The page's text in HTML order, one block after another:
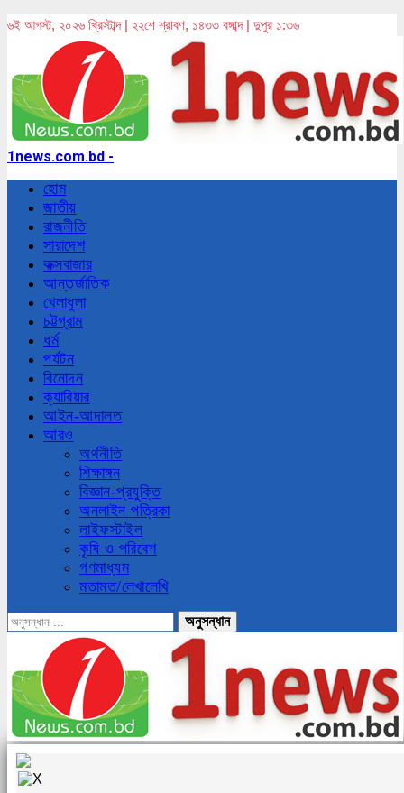
৬ই আগস্ট, ২০২৬ খ্রিস্টাব্দ | ২২শে শ্রাবণ, ১৪৩৩ বঙ্গাব্দ | দুপুর ১:৩৬
1news.com.bd -
হোম
জাতীয়
রাজনীতি
সারাদেশ
কক্সবাজার
আন্তর্জাতিক
খেলাধুলা
চট্টগ্রাম
ধর্ম
পর্যটন
বিনোদন
ক্যারিয়ার
আইন-আদালত
আরও
অর্থনীতি
শিক্ষাঙ্গন
বিজ্ঞান-প্রযুক্তি
অনলাইন পত্রিকা
লাইফস্টাইল
কৃষি ও পরিবেশ
গণমাধ্যম
মতামত/লেখালেখি